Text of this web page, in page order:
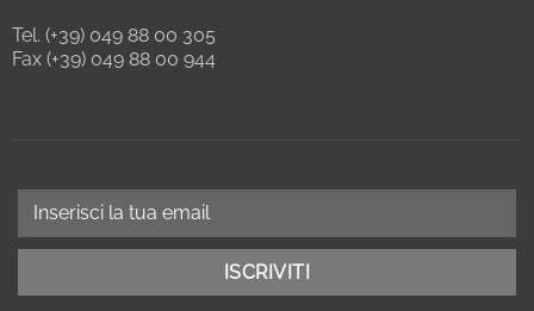
Tel. (+39) 049 88 00 305
Fax (+39) 049 88 00 944